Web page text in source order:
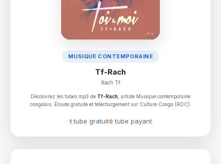
MUSIQUE CONTEMPORAINE
Tf-Rach
Rach Tf
Découvrez les tubes mp3 de Tf-Rach , artiste Musique contemporaine
congolais. Écoute gratuite et téléchargement sur Culture Congo (RDC).
1 tube gratuit0 tube payant